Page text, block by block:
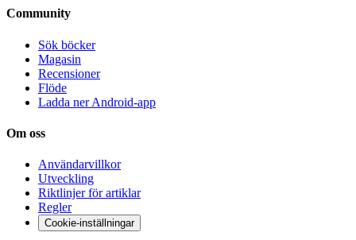
Community
Sök böcker
Magasin
Recensioner
Flöde
Ladda ner Android-app
Om oss
Användarvillkor
Utveckling
Riktlinjer för artiklar
Regler
Cookie-inställningar